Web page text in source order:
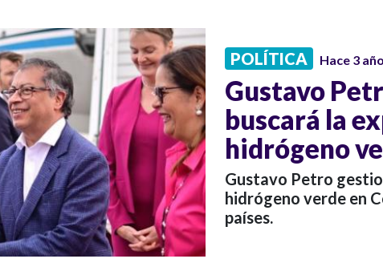
POLÍTICA Hace 3
Gustavo
buscará la
hidrógeno
Gustavo Petro
hidrógeno verde en
países.